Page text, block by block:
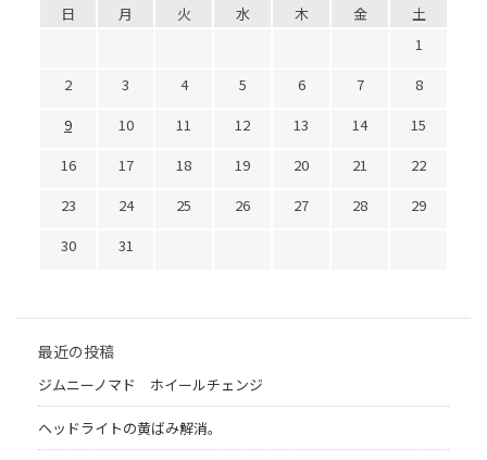
日 月 火 水 木 金
土
1
2
3 4 5 6 7
8
9
10 11 12 13 14
15
16
17 18 19 20 21
22
23
24 25 26 27 28
29
30
31
最近の投稿
ジムニーノマド ホイールチェンジ
ヘッドライトの黄ばみ解消。